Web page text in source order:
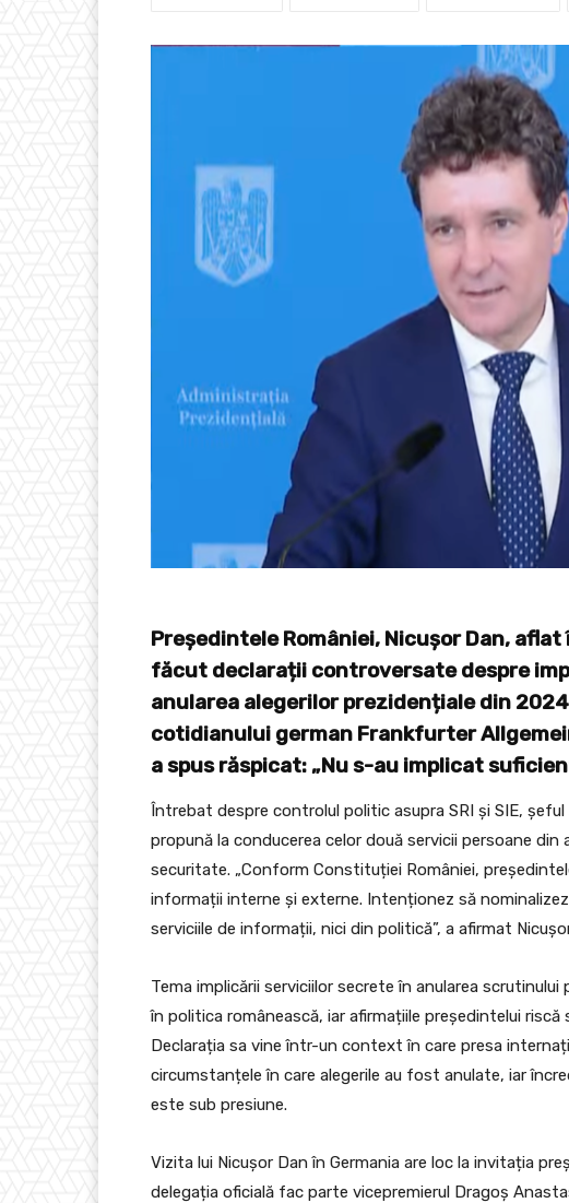
Președintele României, Nicușor Dan,
făcut declarații controversate despre
anularea alegerilor prezidențiale din
cotidianului german Frankfurter
a spus răspicat: „Nu s-au implicat
Întrebat despre controlul politic asupra SRI și SIE,
propună la conducerea celor două servicii persoane
securitate. „Conform Constituției României,
informații interne și externe. Intenționez să
serviciile de informații, nici din politică”, a afirmat
Tema implicării serviciilor secrete în anularea
în politica românească, iar afirmațiile președintelui riscă
Declarația sa vine într-un context în care presa
circumstanțele în care alegerile au fost anulate, iar
este sub presiune.
Vizita lui Nicușor Dan în Germania are loc la invitația
delegația oficială fac parte vicepremierul Dragoș